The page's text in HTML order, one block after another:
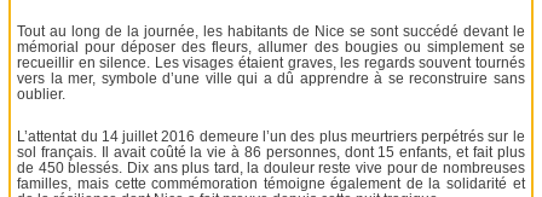
Tout au long de la journée, les habitants de Nice se sont succédé devant le
mémorial pour déposer des fleurs, allumer des bougies ou simplement se
recueillir en silence. Les visages étaient graves, les regards souvent tournés
vers la mer, symbole d’une ville qui a dû apprendre à se reconstruire sans
oublier.
L’attentat du 14 juillet 2016 demeure l’un des plus meurtriers perpétrés sur le
sol français. Il avait coûté la vie à 86 personnes, dont 15 enfants, et fait plus
de 450 blessés. Dix ans plus tard, la douleur reste vive pour de nombreuses
familles, mais cette commémoration témoigne également de la solidarité et